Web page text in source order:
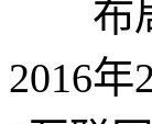
布局
2016